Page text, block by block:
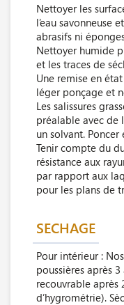
Nettoyer les
l’eau savonneuse
abrasifs ni
Nettoyer humide
et les traces de
Une remise en
léger ponçage et
Les salissures
préalable avec de
un solvant.
Tenir compte du
résistance aux
par rapport aux
pour les plans de
SECHAGE
Pour intérieur :
poussières après
recouvrable après
d’hygrométrie).